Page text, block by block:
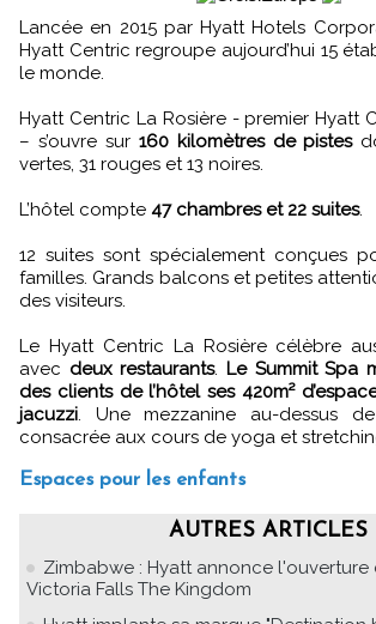
Lancée en 2015 par Hyatt Hotels Corporation, la marque
Hyatt Centric regroupe aujourd’hui 15
le monde.
Hyatt Centric La Rosière - premier Hyatt
– s’ouvre sur 160 kilomètres de pistes
vertes, 31 rouges et 13 noires.
L’hôtel compte 47 chambres et 22 suites.
12 suites sont spécialement conçues
familles. Grands balcons et petites
des visiteurs.
Le Hyatt Centric La Rosière célèbre
avec deux restaurants. Le Summit Spa
des clients de l’hôtel ses 420m²
jacuzzi. Une mezzanine au-dessus
consacrée aux cours de yoga et
Espaces pour les enfants
AUTRES ARTICLES
Zimbabwe : Hyatt annonce l'ouverture
Victoria Falls The Kingdom